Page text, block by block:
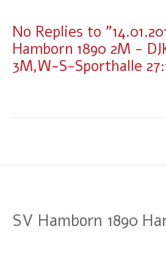
No Replies to
Hamborn 1890 2M -
3M,W-S-Sporthalle
SV Hamborn 1890